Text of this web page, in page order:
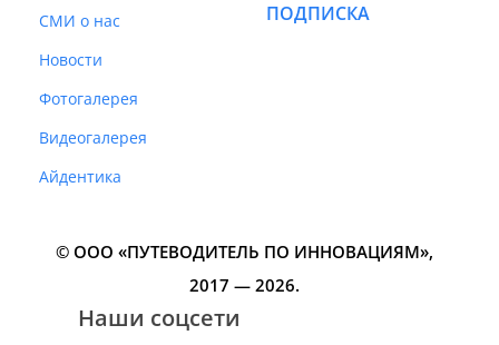
СМИ о нас
Новости
Фотогалерея
Видеогалерея
Айдентика
ПОДПИСКА
© ООО «ПУТЕВОДИТЕЛЬ ПО ИННОВАЦИЯМ»‎,
2017 — 2026.
Наши соцсети